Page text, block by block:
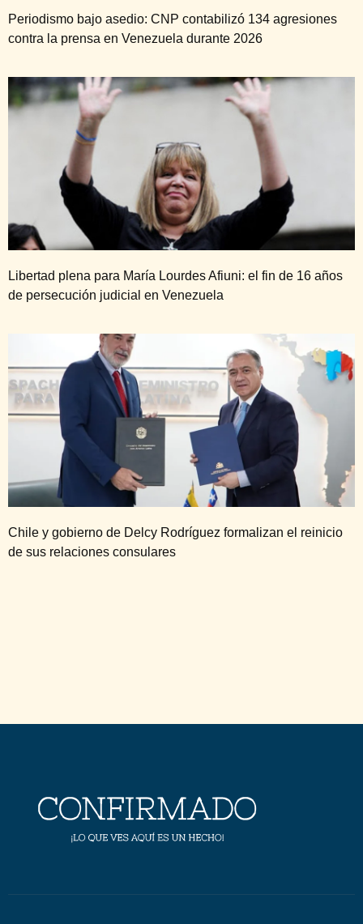
Periodismo bajo asedio: CNP contabilizó 134 agresiones
contra la prensa en Venezuela durante 2026
Libertad plena para María Lourdes Afiuni: el fin de 16 años
de persecución judicial en Venezuela
Chile y gobierno de Delcy Rodríguez formalizan el reinicio
de sus relaciones consulares